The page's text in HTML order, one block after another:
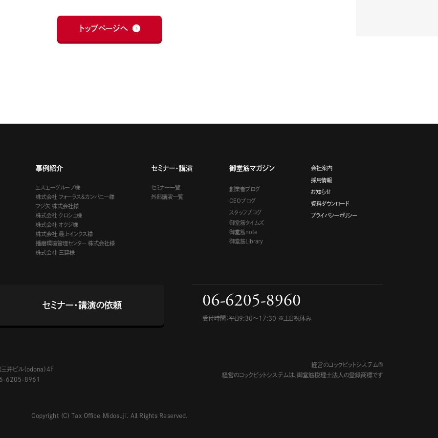
トップページへ
事例紹介
エスエーグループ様
株式会社 フォーラス＆カンパニー様
フジ矢 株式会社様
株式会社 クロシェ様
株式会社 オクジ様
株式会社 最上インクス様
播磨環境管理センター 株式会社様
株式会社 三建様
セミナー・講演
セミナー一覧
外部講演一覧
御堂筋マガジン
創業者ブログ
CEOブログ
スタッフブログ
御堂筋タイムズ
御堂筋note
御堂筋Library
会社案内
採用情報
お知らせ
資料ダウンロード
プライバシーポリシー
セミナー・講演の依頼 06-6205-8960
受付時間：平日9:30〜17:30 ※土日祝休み
井ビル（odona）4F
6205-8961
経営のコックピットシステム®
経営のコックピットシステムは、 御堂筋税理士法人の登録商標です
Copyright (C) Tax Office Midosuji. All Rights Reserved.